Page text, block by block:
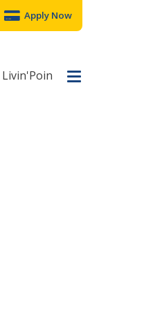
Apply Now
Livin'Poin